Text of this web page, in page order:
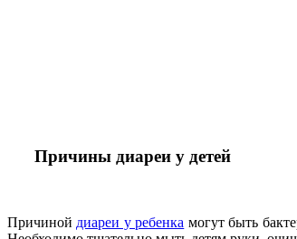
Причины диареи у детей
Причиной диареи у ребенка могут быть